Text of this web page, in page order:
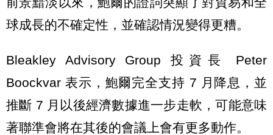
球成長的不確定性，並確認情況變得更糟。
Bleakley Advisory Group 投資長 Peter
Boockvar 表示，鮑爾完全支持 7 月降息，並
推斷 7 月以後經濟數據進一步走軟，可能意味
著聯準會將在其後的會議上會有更多動作。